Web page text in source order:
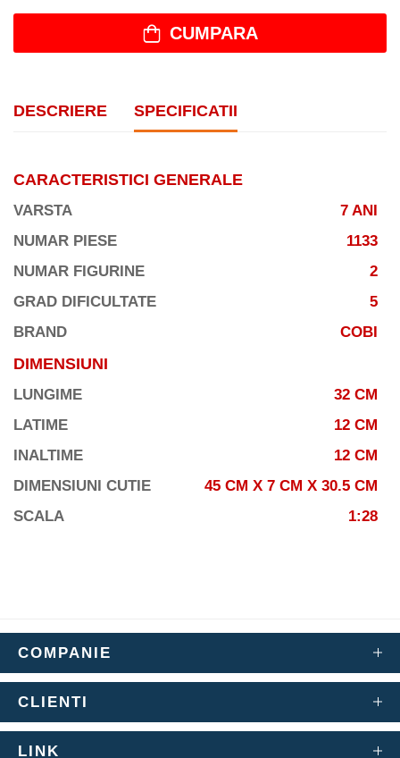
CUMPARA
DESCRIERE SPECIFICATII
CARACTERISTICI GENERALE
VARSTA
7 ANI
NUMAR PIESE
1133
NUMAR FIGURINE
2
GRAD DIFICULTATE
5
BRAND
COBI
DIMENSIUNI
LUNGIME
32 CM
LATIME
12 CM
INALTIME
12 CM
DIMENSIUNI CUTIE
45 CM X 7 CM X 30.5 CM
SCALA
1:28
COMPANIE
CLIENTI
LINK